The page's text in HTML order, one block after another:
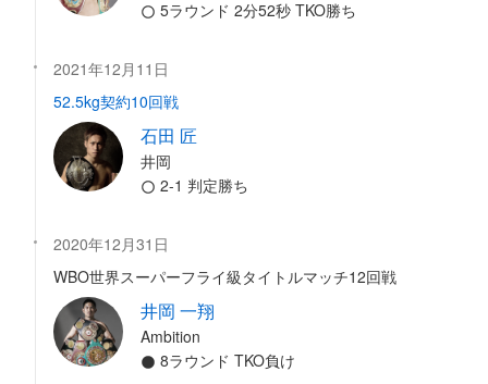
5ラウンド 2分52秒 TKO勝ち
2021年12月11日
52.5kg契約10回戦
石田 匠
井岡
2-1 判定勝ち
2020年12月31日
WBO世界スーパーフライ級タイトルマッチ12回戦
井岡 一翔
Ambition
8ラウンド TKO負け